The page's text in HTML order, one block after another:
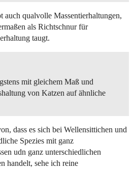
auch qualvolle Massentierhaltungen,
als Richtschnur für
taugt.
mit gleichem Maß und
von Katzen auf ähnliche
dass es sich bei Wellensittichen und
Spezies mit ganz
udn ganz unterschiedlichen
handelt, sehe ich reine